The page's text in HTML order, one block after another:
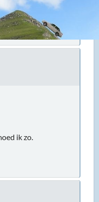
ik zo.